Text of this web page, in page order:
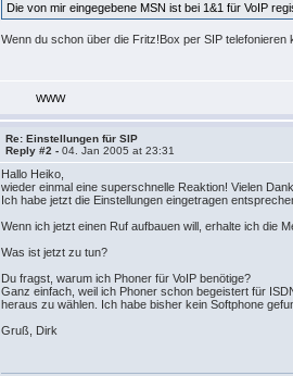
Die von mir eingegebene MSN ist bei 1&1 für VoIP
Wenn du schon über die Fritz!Box per SIP
WWW
Re: Einstellungen für SIP
Reply #2 -04. Jan 2005 at 23:31
Hallo Heiko,
wieder einmal eine superschnelle Reaktion! Vielen Dank.
Ich habe jetzt die Einstellungen eingetragen
Wenn ich jetzt einen Ruf aufbauen will, erhalte ich die
Was ist jetzt zu tun?
Du fragst, warum ich Phoner für VoIP benötige?
Ganz einfach, weil ich Phoner schon begeistert für
heraus zu wählen. Ich habe bisher kein Softphone
Gruß, Dirk